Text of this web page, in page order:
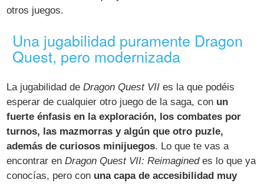
otros juegos.
Una jugabilidad puramente Dragon
Quest, pero modernizada
La jugabilidad deDragon Quest VII es la que podéis
esperar de cualquier otro juego de la saga, con un
fuerte énfasis en la exploración, los combates por
turnos, las mazmorras y algún que otro puzle,
además de curiosos minijuegos. Lo que te vas a
encontrar enDragon Quest VII: Reimaginedes lo que ya
conocías, pero con una capa de accesibilidad muy